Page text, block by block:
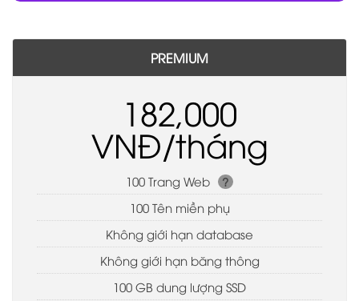
PREMIUM
182,000
VNĐ/tháng
100 Trang Web ?
100 Tên miền phụ
Không giới hạn database
Không giới hạn băng thông
100 GB dung lượng SSD